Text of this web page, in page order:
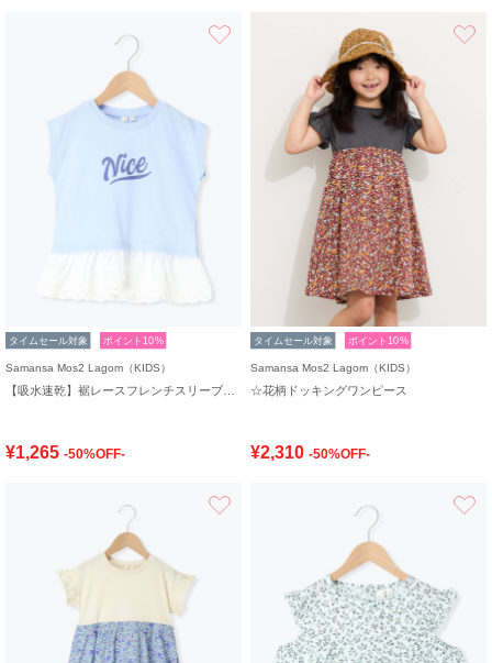
タイムセール対象 ポイント10%
Samansa Mos2 Lagom（KIDS）
¥1,265 -50%OFF-
タイムセール対象 ポイント10%
Samansa Mos2 Lagom（KIDS）
☆花柄ドッキングワンピース
¥2,310 -50%OFF-